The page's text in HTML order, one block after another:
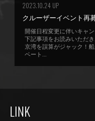
2023.10.24 UP
クルーザーイベント再
開催日程変更に伴いキャ
下記事項をお読みいただ
京湾を誤算がジャック！
ベート...
LINK